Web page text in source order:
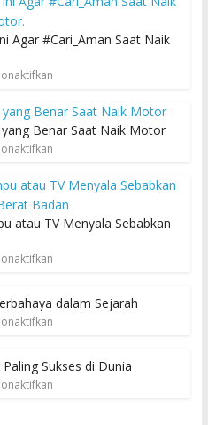
Agar #Cari_Aman Saat Naik
Benar Saat Naik Motor
atau TV Menyala Sebabkan
dalam Sejarah
Paling Sukses di Dunia